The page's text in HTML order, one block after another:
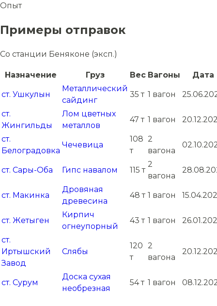
Опыт
Примеры отправок
Со станции Беняконе (эксп.)
Назначение Груз Вес Вагоны Дата
ст. Ушкулын
Металлический
сайдинг
35 т 1 вагон
ст.
Жингильды
Лом цветных
металлов
47 т 1 вагон
ст.
Белоградовка
Чечевица
108
т
2
вагона
ст. Сары-Оба Гипс навалом 115 т
2
вагона
ст. Макинка
Дровяная
древесина
48 т 1 вагон
ст. Жетыген
Кирпич
огнеупорный
43 т 1 вагон
ст.
Иртышский
Завод
Слябы
120
т
2
вагона
ст. Сурум
Доска сухая
необрезная
54 т 1 вагон